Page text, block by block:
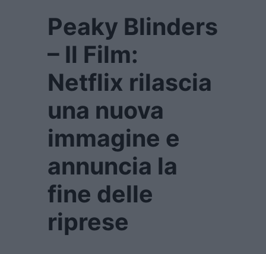
Peaky Blinders
– Il Film:
Netflix rilascia
una nuova
immagine e
annuncia la
fine delle
riprese